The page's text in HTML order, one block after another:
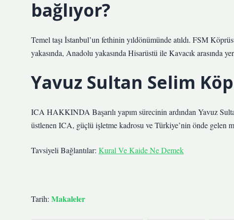
bağlıyor?
Temel taşı İstanbul’un fethinin yıldönümünde atıldı. FSM
yakasında, Anadolu yakasında Hisarüstü ile Kavacık arasında
Yavuz Sultan Selim
ICA HAKKINDA Başarılı yapım sürecinin ardından Yavuz
üstlenen ICA, güçlü işletme kadrosu ve Türkiye’nin önde gelen
Tavsiyeli Bağlantılar: Kural Ve Kaide Ne Demek
Tarih: Makaleler